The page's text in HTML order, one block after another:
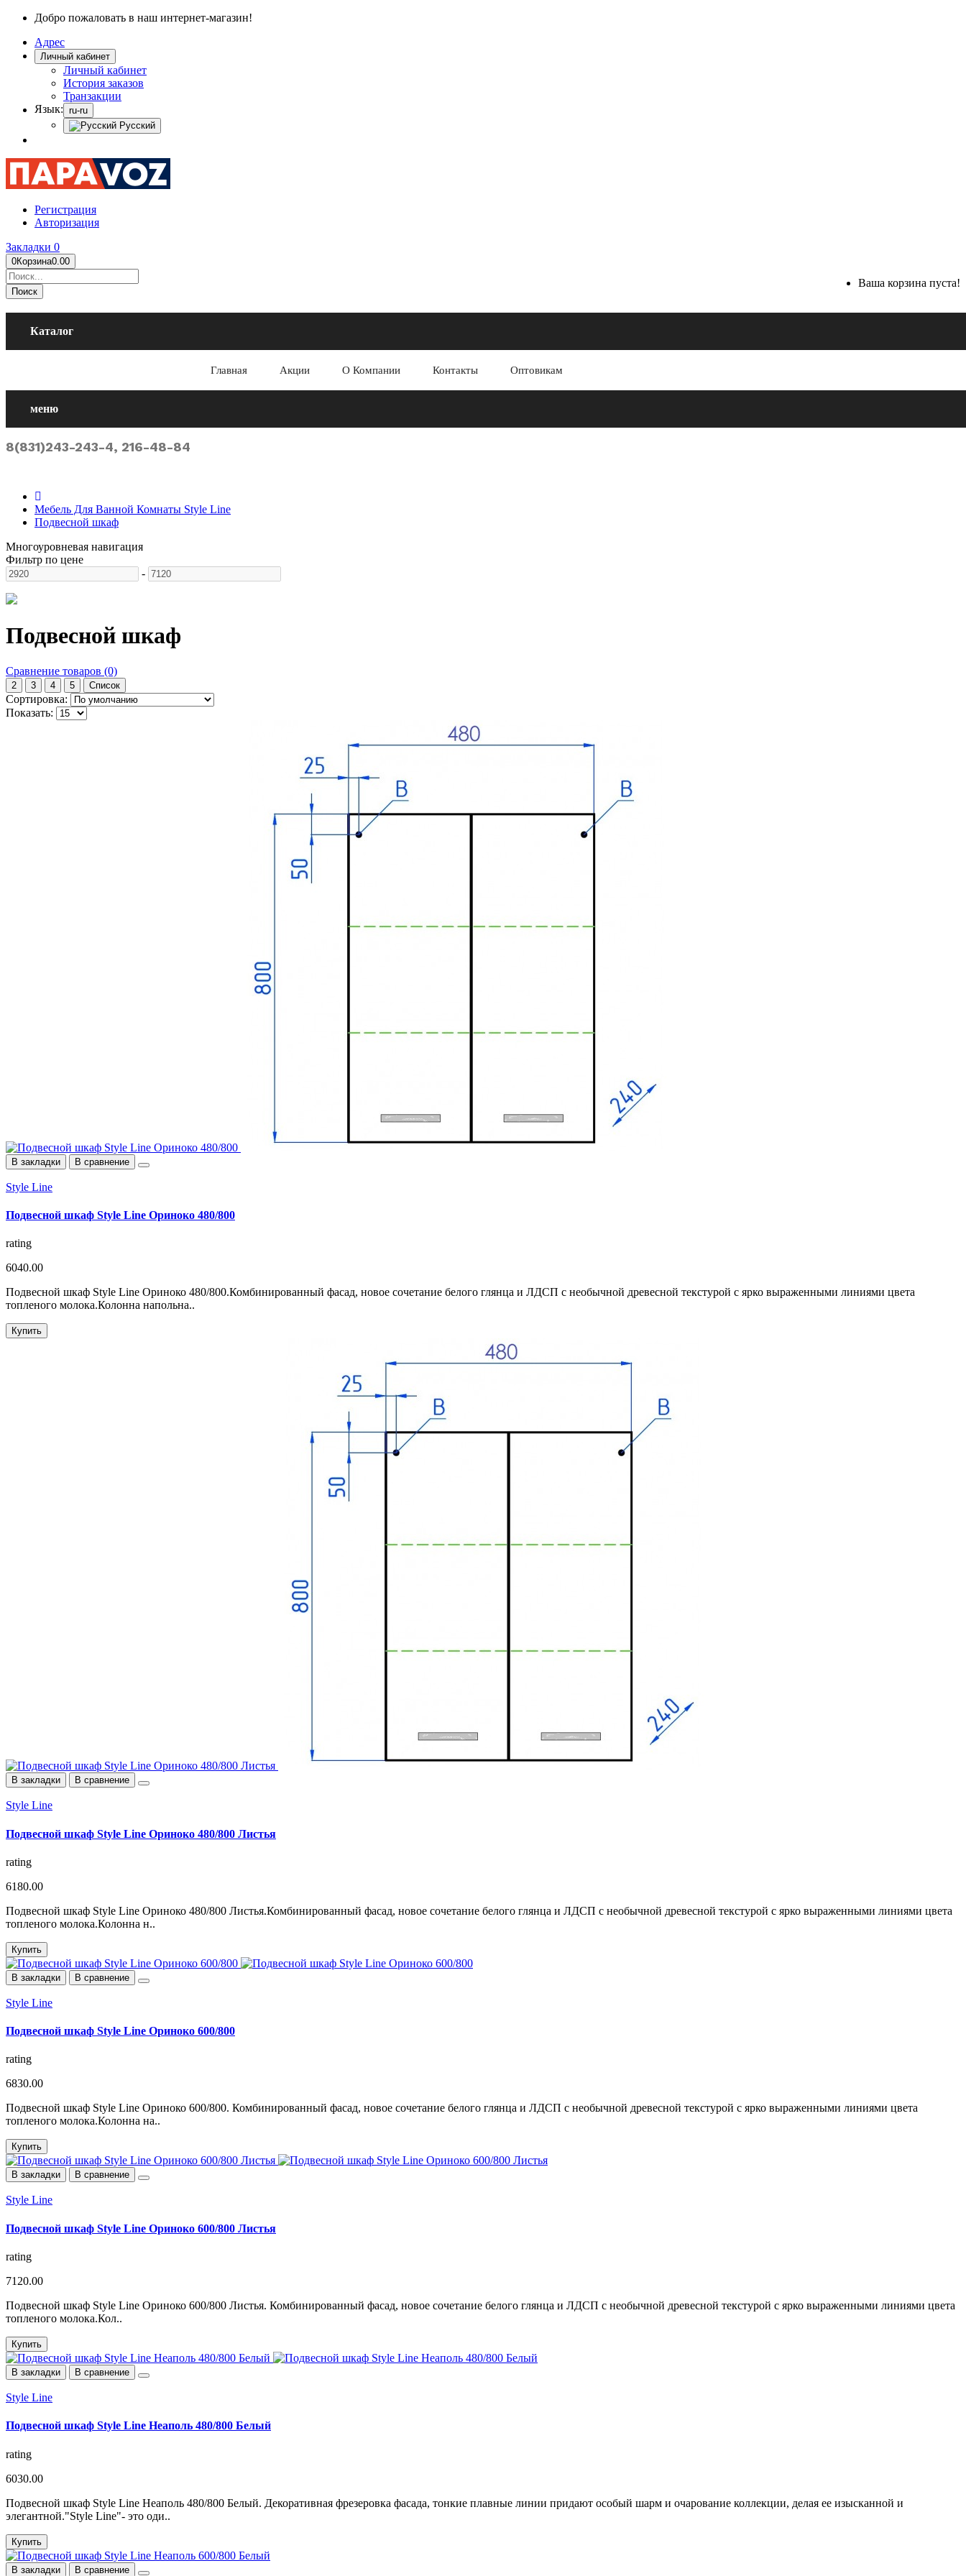
Добро пожаловать в наш интернет-магазин!
Адрес
Личный кабинет
Личный кабинет
История заказов
Транзакции
Язык: ru-ru
Русский
Регистрация
Авторизация
Закладки 0
0Корзина0.00
Ваша корзина пуста!
Поиск
Каталог
Главная Акции О Компании Контакты Оптовикам
меню
8(831)243-243-4, 216-48-84
Мебель Для Ванной Комнаты Style Line
Подвесной шкаф
Многоуровневая навигация
Фильтр по цене
-
Подвесной шкаф
Сравнение товаров (0)
2 3 4 5 Список
Сортировка:
Показать:
В закладки В сравнение
Style Line
Подвесной шкаф Style Line Ориноко 480/800
rating
6040.00
Подвесной шкаф Style Line Ориноко 480/800.Комбинированный фасад, новое сочетание белого глянца и ЛДСП с необычной древесной текстурой с ярко выраженными линиями цвета
топленого молока.Колонна напольна..
Купить
В закладки В сравнение
Style Line
Подвесной шкаф Style Line Ориноко 480/800 Листья
rating
6180.00
Подвесной шкаф Style Line Ориноко 480/800 Листья.Комбинированный фасад, новое сочетание белого глянца и ЛДСП с необычной древесной текстурой с ярко выраженными линиями цвета
топленого молока.Колонна н..
Купить
В закладки В сравнение
Style Line
Подвесной шкаф Style Line Ориноко 600/800
rating
6830.00
Подвесной шкаф Style Line Ориноко 600/800. Комбинированный фасад, новое сочетание белого глянца и ЛДСП с необычной древесной текстурой с ярко выраженными линиями цвета
топленого молока.Колонна на..
Купить
В закладки В сравнение
Style Line
Подвесной шкаф Style Line Ориноко 600/800 Листья
rating
7120.00
Подвесной шкаф Style Line Ориноко 600/800 Листья. Комбинированный фасад, новое сочетание белого глянца и ЛДСП с необычной древесной текстурой с ярко выраженными линиями цвета
топленого молока.Кол..
Купить
В закладки В сравнение
Style Line
Подвесной шкаф Style Line Неаполь 480/800 Белый
rating
6030.00
Подвесной шкаф Style Line Неаполь 480/800 Белый. Декоративная фрезеровка фасада, тонкие плавные линии придают особый шарм и очарование коллекции, делая ее изысканной и
элегантной."Style Line"- это оди..
Купить
В закладки В сравнение